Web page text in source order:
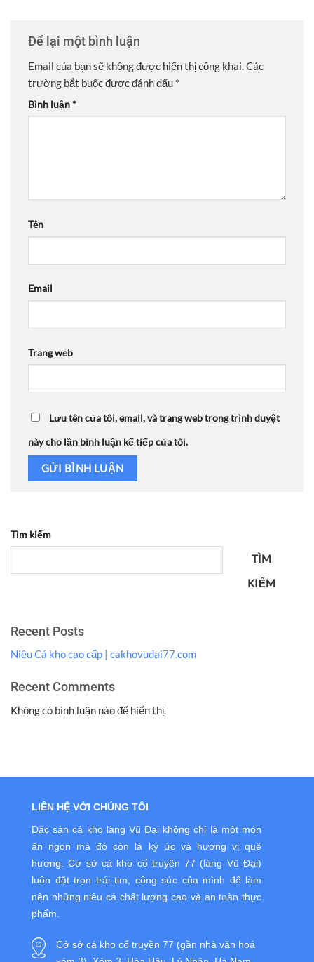
Để lại một bình luận
Email của bạn sẽ không được hiển thị công khai.Các
trường bắt buộc được đánh dấu *
Bình luận*
Tên
Email
Trang web
Lưu tên của tôi, email, và trang web trong trình duyệt
này cho lần bình luận kế tiếp của tôi.
Tìm kiếm
TÌM
KIẾM
Recent Posts
Niêu Cá kho cao cấp | cakhovudai77.com
Recent Comments
Không có bình luận nào để hiển thị.
LIÊN HỆ VỚI CHÚNG TÔI
Đặc sản cá kho làng Vũ Đại không chỉ là một món
ăn ngon mà đó còn là ký ức và hương vị quê
hương. Cơ sở cá kho cổ truyền 77 (làng Vũ Đại)
luôn đặt trọn trái tim, công sức của mình để làm
nên những niêu cá chất lượng cao và an toàn thực
phẩm.
Cở sở cá kho cổ truyền 77 (gần nhà văn hoá